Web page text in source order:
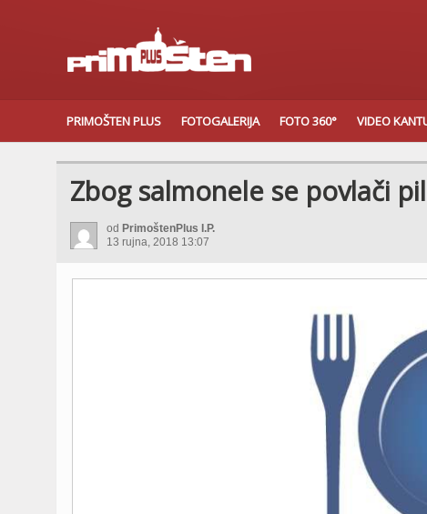
PRIMOŠTEN PLUS FOTOGALERIJA FOTO 360° VIDEO
Zbog salmonele se povlači
od PrimoštenPlus I.P.
13 rujna, 2018 13:07